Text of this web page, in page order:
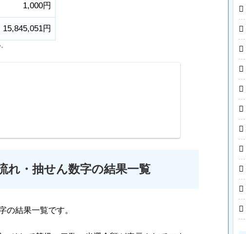
1,000円
15,845,051円
れ・抽せん数字の結果一覧
の結果一覧です。